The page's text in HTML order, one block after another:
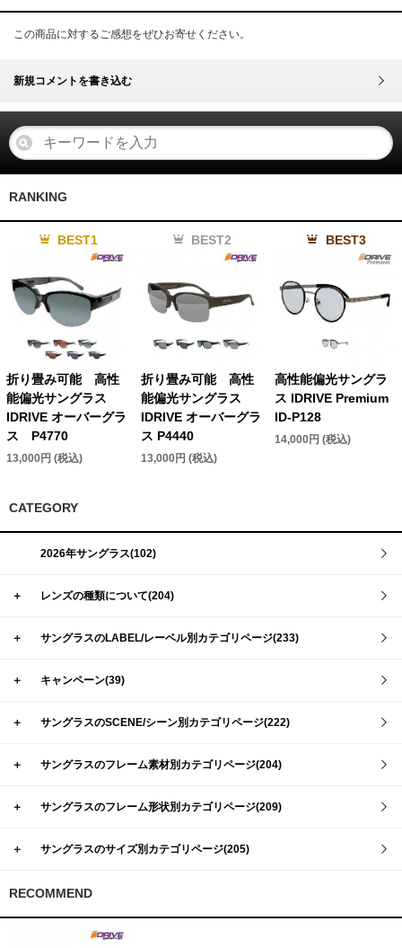
この商品に対するご感想をぜひお寄せください。
新規コメントを書き込む
RANKING
BEST1
折り畳み可能 高性
能偏光サングラス
IDRIVE オーバーグラ
ス P4770
13,000円 (税込)
BEST2
折り畳み可能 高性
能偏光サングラス
IDRIVE オーバーグラ
ス P4440
13,000円 (税込)
BEST3
高性能偏光サングラ
ス IDRIVE Premium
ID-P128
14,000円 (税込)
CATEGORY
2026年サングラス(102)
＋ レンズの種類について(204)
＋ サングラスのLABEL/レーベル別カテゴリページ(233)
＋ キャンペーン(39)
＋ サングラスのSCENE/シーン別カテゴリページ(222)
＋ サングラスのフレーム素材別カテゴリページ(204)
＋ サングラスのフレーム形状別カテゴリページ(209)
＋ サングラスのサイズ別カテゴリページ(205)
RECOMMEND